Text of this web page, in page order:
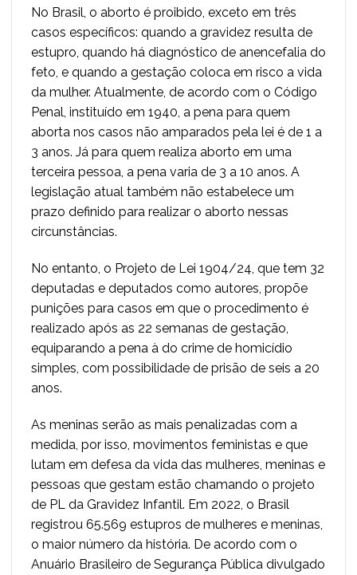
No Brasil, o aborto é proibido, exceto em três
casos específicos: quando a gravidez resulta de
estupro, quando há diagnóstico de anencefalia do
feto, e quando a gestação coloca em risco a vida
da mulher. Atualmente, de acordo com o Código
Penal, instituído em 1940, a pena para quem
aborta nos casos não amparados pela lei é de 1 a
3 anos. Já para quem realiza aborto em uma
terceira pessoa, a pena varia de 3 a 10 anos. A
legislação atual também não estabelece um
prazo definido para realizar o aborto nessas
circunstâncias.
No entanto, o Projeto de Lei 1904/24, que tem 32
deputadas e deputados como autores, propõe
punições para casos em que o procedimento é
realizado após as 22 semanas de gestação,
equiparando a pena à do crime de homicídio
simples, com possibilidade de prisão de seis a 20
anos.
As meninas serão as mais penalizadas com a
medida, por isso, movimentos feministas e que
lutam em defesa da vida das mulheres, meninas e
pessoas que gestam estão chamando o projeto
de PL da Gravidez Infantil. Em 2022, o Brasil
registrou 65.569 estupros de mulheres e meninas,
o maior número da história. De acordo com o
Anuário Brasileiro de Segurança Pública divulgado